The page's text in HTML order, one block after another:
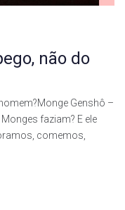
não do
Genshô –
faziam? E ele
comemos,